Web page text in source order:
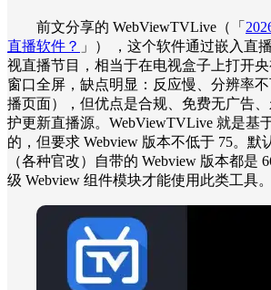
前文分享的 WebViewTVLive（「
直播软件？ 」） ，这个软件通过嵌入直
视直播节目，相当于在电视盒子上打开
窗口全屏，缺点明显：反应慢、分辨率
播页面），但优点是合规、免费无广告
护更新直播源。WebViewTVLive 就是基
的，但要求 Webview 版本不低于 75。默
（各种官改）自带的 Webview 版本都是
级 Webview 组件模块才能使用此类工具。